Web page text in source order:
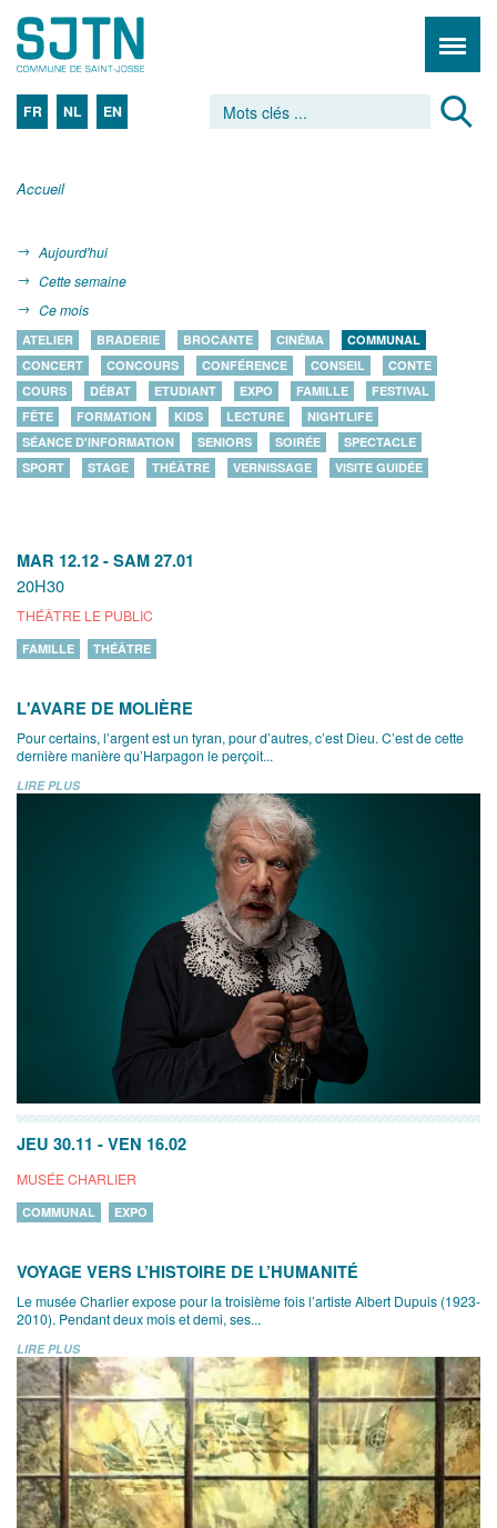
FR NL EN
Accueil
Aujourd'hui
Cette semaine
Ce mois
ATELIER BRADERIE BROCANTE CINÉMA
COMMUNAL
CONCERT
CONCOURS CONFÉRENCE CONSEIL
CONTE
COURS
DÉBAT ETUDIANT EXPO FAMILLE
FESTIVAL
FÊTE
FORMATION KIDS LECTURE
NIGHTLIFE
SÉANCE D'INFORMATION
SENIORS SOIRÉE
SPECTACLE
SPORT
STAGE THÉÂTRE VERNISSAGE VISITE GUIDÉE
MAR 12.12 - SAM 27.01
20H30
THÉÂTRE LE PUBLIC
FAMILLE THÉÂTRE
L'AVARE DE MOLIÈRE
Pour certains, l’argent est un tyran, pour d’autres, c’est Dieu. C’est de cette
dernière manière qu’Harpagon le perçoit...
LIRE PLUS
JEU 30.11 - VEN 16.02
MUSÉE CHARLIER
COMMUNAL EXPO
VOYAGE VERS L’HISTOIRE DE L’HUMANITÉ
Le musée Charlier expose pour la troisième fois l’artiste Albert Dupuis (1923-
2010). Pendant deux mois et demi, ses...
LIRE PLUS